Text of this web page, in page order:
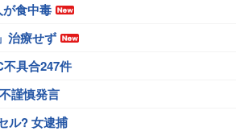
食中毒
治療せず
具合247件
謹慎発言
ル? 女逮捕